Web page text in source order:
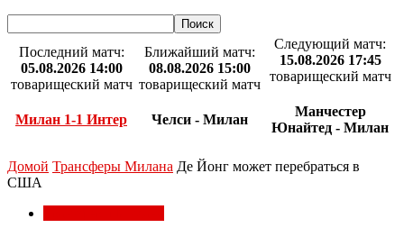
Последний матч:
05.08.2026 14:00
товарищеский матч
Милан 1-1 Интер
Ближайший матч:
08.08.2026 15:00
товарищеский матч
Челси - Милан
Следующий матч:
15.08.2026 17:45
товарищеский матч
Манчестер
Юнайтед - Милан
Домой Трансферы Милана Де Йонг может перебраться в
США